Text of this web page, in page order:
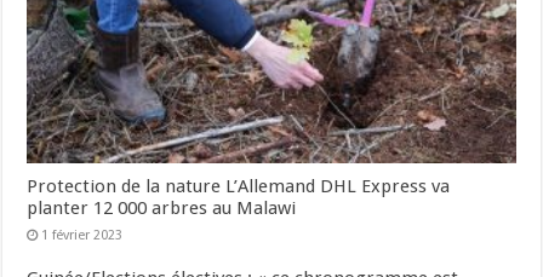
Protection de la nature L’Allemand DHL Express va
planter 12 000 arbres au Malawi
1 février 2023